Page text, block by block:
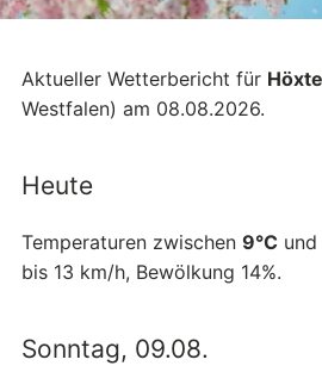
Aktueller Wetterbericht für
Westfalen) am 08.08.2026.
Heute
Temperaturen zwischen 9°C und
bis 13 km/h, Bewölkung 14%.
Sonntag, 09.08.